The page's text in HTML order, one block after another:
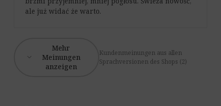
ale już widać że warto.
expand_more
Mehr
Meinungen
anzeigen
Kundenmeinungen aus allen
Sprachversionen des Shops (2)